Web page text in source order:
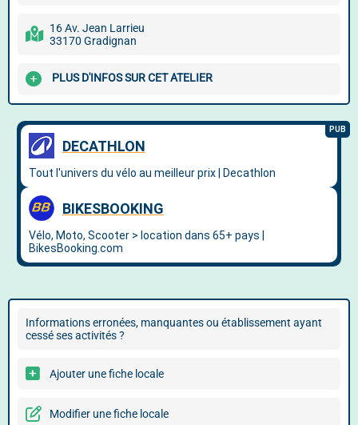
16 Av. Jean Larrieu
33170 Gradignan
PLUS D'INFOS SUR CET ATELIER
Informations erronées, manquantes ou établissement ayant
cessé ses activités ?
Ajouter une fiche locale
Modifier une fiche locale